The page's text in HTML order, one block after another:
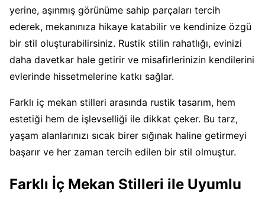
yerine, aşınmış görünüme sahip parçaları tercih
ederek, mekanınıza hikaye katabilir ve kendinize özgü
bir stil oluşturabilirsiniz. Rustik stilin rahatlığı, evinizi
daha davetkar hale getirir ve misafirlerinizin kendilerini
evlerinde hissetmelerine katkı sağlar.
Farklı iç mekan stilleri arasında rustik tasarım, hem
estetiği hem de işlevselliği ile dikkat çeker. Bu tarz,
yaşam alanlarınızı sıcak birer sığınak haline getirmeyi
başarır ve her zaman tercih edilen bir stil olmuştur.
Farklı İç Mekan Stilleri ile Uyumlu